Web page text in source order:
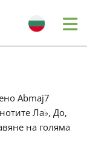
Abmaj7
Ла♭, До,
на голяма